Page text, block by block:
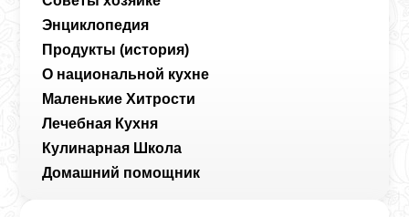
Энциклопедия
Продукты (история)
О национальной кухне
Маленькие Хитрости
Лечебная Кухня
Кулинарная Школа
Домашний помощник